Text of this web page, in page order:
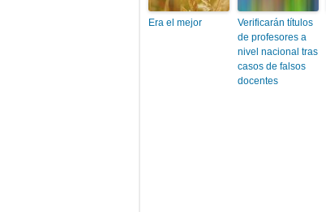
Era el mejor
Verificarán títulos
de profesores a
nivel nacional tras
casos de falsos
docentes